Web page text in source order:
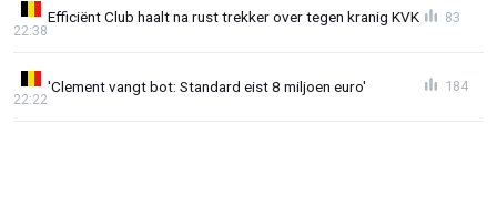
Efficiënt Club haalt na rust trekker over tegen kranig KVK
22:38
83
'Clement vangt bot: Standard eist 8 miljoen euro'
22:22
184